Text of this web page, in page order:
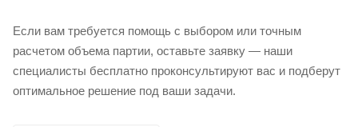
Если вам требуется помощь с выбором или точным
расчетом объема партии, оставьте заявку — наши
специалисты бесплатно проконсультируют вас и подберут
оптимальное решение под ваши задачи.